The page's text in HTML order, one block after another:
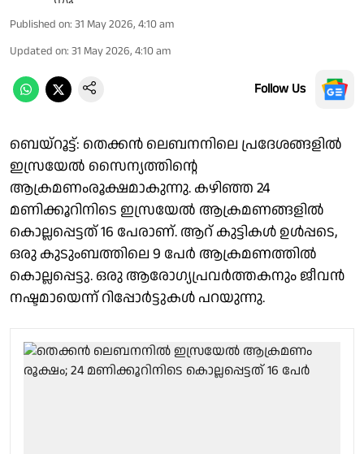
Published on: 31 May 2026, 4:10 am
Updated on: 31 May 2026, 4:10 am
Follow Us
ബെയ്റൂട്ട്: തെക്കന്‍ ലെബനനിലെ പ്രദേശങ്ങളിൽ
ഇസ്രയേല്‍ സൈന്യത്തിന്റെ
ആക്രമണംരൂക്ഷമാകുന്നു. കഴിഞ്ഞ 24
മണിക്കൂറിനിടെ ഇസ്രയേല്‍ ആക്രമണങ്ങളില്‍
കൊല്ലപ്പെട്ടത് 16 പേരാണ്. ആറ് കുട്ടികള്‍ ഉള്‍പ്പടെ,
ഒരു കുടുംബത്തിലെ 9 പേർ ആക്രമണത്തിൽ
കൊല്ലപ്പെട്ടു. ഒരു ആരോഗ്യപ്രവർത്തകനും ജീവൻ
നഷ്ടമായെന്ന് റിപ്പോർട്ടുകൾ പറയുന്നു.